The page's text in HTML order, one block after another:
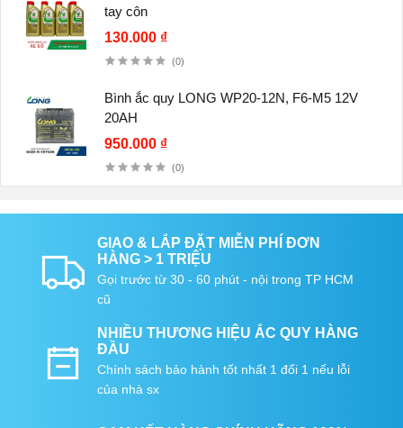
tay côn
130.000 ₫
(0)
Bình ắc quy LONG WP20-12N, F6-M5 12V
20AH
950.000 ₫
(0)
GIAO & LẮP ĐẶT MIỄN PHÍ ĐƠN
HÀNG > 1 TRIỆU
Gọi trước từ 30 - 60 phút - nội trong TP HCM
cũ
NHIỀU THƯƠNG HIỆU ẮC QUY HÀNG
ĐẦU
Chính sách bảo hành tốt nhất 1 đổi 1 nếu lỗi
của nhà sx